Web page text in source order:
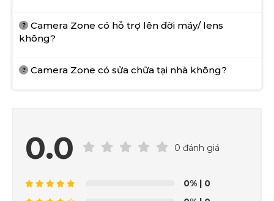
Camera Zone có hỗ trợ lên đời máy/ lens
không?
Camera Zone có sửa chữa tại nhà không?
0.0 0 đánh giá
0% | 0